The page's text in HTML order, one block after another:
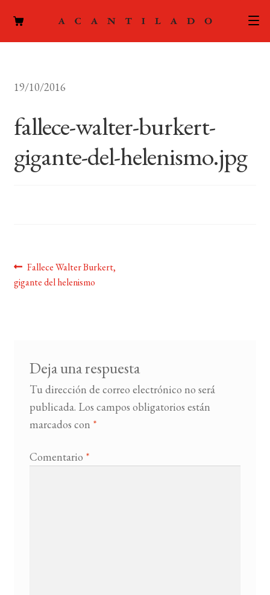
ACTUALIDAD
menú
hijo
PODCAST
19/10/2016
fallece-walter-burkert-
gigante-del-helenismo.jpg
Navegación
de
Anterior:
Fallece Walter Burkert,
gigante del helenismo
Deja una respuesta
Tu dirección de correo electrónico no será
publicada. Los campos obligatorios están
marcados con *
Comentario *